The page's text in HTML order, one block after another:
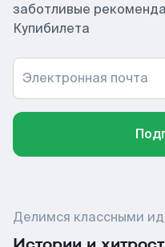
заботливые
Купибилета
Электронная почта
Делимся классными